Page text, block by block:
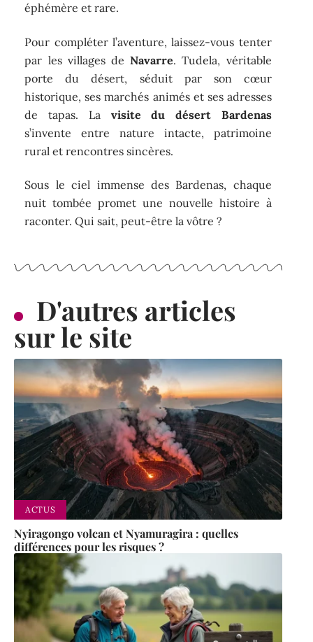
éphémère et rare.
Pour compléter l’aventure, laissez-vous tenter
par les villages deNavarre. Tudela, véritable
porte du désert, séduit par son cœur
historique, ses marchés animés et ses adresses
de tapas. La visite du désert Bardenas
s’invente entre nature intacte, patrimoine
rural et rencontres sincères.
Sous le ciel immense des Bardenas, chaque
nuit tombée promet une nouvelle histoire à
raconter. Qui sait, peut-être la vôtre ?
D'autres articles
sur le site
ACTUS
Nyiragongo volcan et Nyamuragira : quelles
différences pour les risques ?